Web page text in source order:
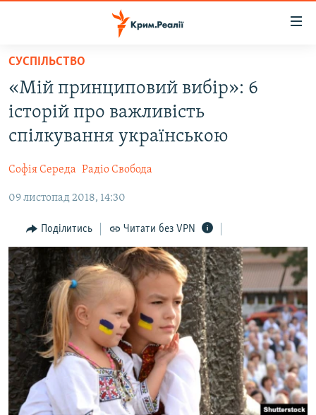
Перейти
основного
матеріалу
Перейти
до
основної
навігації
Перейти
пошуку
ВОДА.КРИМ
ВІДЕО ТА ФОТО
БЛОГИ
ПОГЛЯД
ІНТЕРВ'Ю
ВСЕ ЗА ДЕНЬ
СПЕЦПРОЕКТИ
ДЕПОРТАЦІЯ
ВІДЕОУРОКИ «ELIFBE»
СВІДЧЕННЯ ОКУПАЦІЇ
УКРАЇНСЬКА ПРОБЛЕМА КРИМУ
ІНФОГРАФІКА
ЯК ОБІЙТИ БЛОКУВАННЯ
Русский
Qırımtatar
ДОЛУЧАЙСЯ!
СУСПІЛЬСТВО
«Мій принциповий вибір»: 6
історій про важливість
спілкування українською
Софія Середа Радіо Свобода
09 листопад 2018, 14:30
Поділитись Читати без VPN